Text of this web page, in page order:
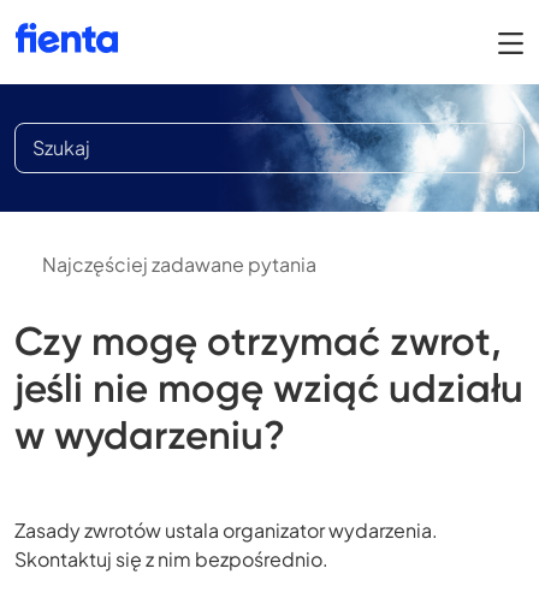
Najczęściej zadawane pytania
Czy mogę otrzymać zwrot,
jeśli nie mogę wziąć udziału
w wydarzeniu?
Zasady zwrotów ustala organizator wydarzenia.
Skontaktuj się z nim bezpośrednio.